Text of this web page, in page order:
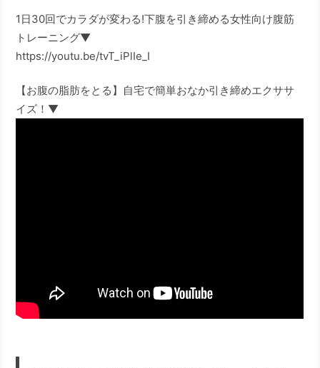
1日30回でカラダが変わる!下腹を引き締める女性向け腹筋
トレーニング▼
https://youtu.be/tvT_iPlIe_I
【お腹の脂肪をとる】自宅で簡単おなか引き締めエクササ
イズ！▼